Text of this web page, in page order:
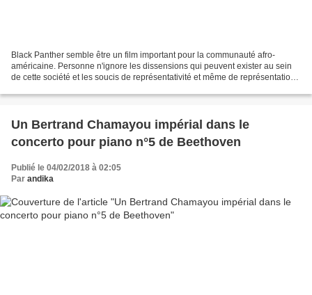
Black Panther semble être un film important pour la communauté afro-
américaine. Personne n'ignore les dissensions qui peuvent exister au sein
de cette société et les soucis de représentativité et même de représentation
Un Bertrand Chamayou impérial dans le
concerto pour piano n°5 de Beethoven
Publié le 04/02/2018 à 02:05
Par andika